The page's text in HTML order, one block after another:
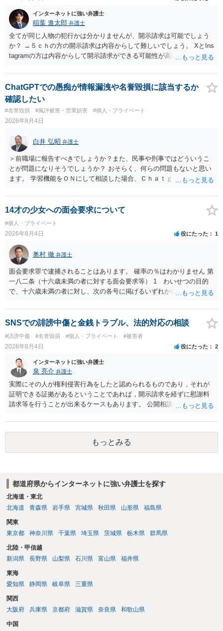
インターネットに強い弁護士
稲葉 進太郎 弁護士
全てが同じ人物の犯行かは分かりませんが、開示請求は可能でしょう
か？ →５ｃｈの方の開示請求は内容からして難しいでしょう。 XとIns
tagramの方は内容からして開示請求ができる可能性が高いでしょう。
いでしょう。７月中にアカウントが削除されている場合、今から進め
ても失敗する可能性が高いように思われます。 相手を特定できた場
合、相手に全ての弁護士費用を負担させることは可能でしょうか？ →
訴訟外の交渉で相手方が認めれば負担させることができるでしょう。
訴訟で判決となった場合は、実際の弁護士費用が認められる場合と認
められない場合があり何ともいえないところでしょう。
ChatGPTでの愚痴が情報漏洩や名誉毀損に該当するか
確認したい
#名誉毀損 #風評被害・営業妨害 #個人・プライベート
2026年8月4日
白井 弘昭 弁護士
＞前職場に報告すべきでしょうか？また、民事や刑事ではどういうこ
とが問題になりそうでしょうか？ おそらく、何らの問題もないと思い
ます。 学習機能をＯＮにして相談した場合、Ｃｈａｔｇｐｔがｏｐｅ
する可能性がありますが、個人名や会社名を特定していない限り、一
般論として抽象化されて回答に織り込まれる可能性が生じるにすぎま
せんので、その情報自体が、秘密情報に当たるとは思えませんし、名
誉棄損として、個人や会社に対する誹謗中傷の不特定多数への公開に
当たるとも思われません。 もちろん、誰がその内容をｃｈａｔｇｐｔ
に入力したかも第三者にしられることはないので、個人や会社の特定
をせずに書き込んだことで（おそらく特定して書き込んだとして
も）、相談者さんが刑事民事の責任に問われることはないでしょう。
私見ながらご参考まで。
14才の少女への面会要求について
#個人・プライベート
2026年8月4日 役にたった 1
奥村 徹 弁護士
面会要求罪で逮捕されることはあります。 確率の％はわかりません 第
一八二条（十六歳未満の者に対する面会要求等） 1 わいせつの目的
で、十六歳未満の者に対し、次の各号に掲げるいずれかの行為をした
が生まれた日より五年以上前の日に生まれた者に限る。）は、一年以
下の拘禁刑又は五十万円以下の罰金に処する。 一 威迫し、偽計を用
い又は誘惑して面会を要求すること。 二 拒まれたにもかかわらず、
反復して面会を要求すること。 三 金銭その他の利益を供与し、又は
その申込み若しくは約束をして面会を要求すること。 2前項の罪を犯
し、よってわいせつの目的で当該十六歳未満の者と面会をした者は、
二年以下の拘禁刑又は百万円以下の罰金に処する。
SNSでの誹謗中傷と金銭トラブル、法的対応の相談
#誹謗中傷 #名誉毀損 #個人・プライベート #被害者
2026年8月4日 役にたった 2
インターネットに強い弁護士
泉 亮介 弁護士
実際にその人が権利侵害行為をしたと認められるものであり，それが
証明できる証拠があるということであれば，開示請求を経ずに慰謝料
請求等を行うことが出来るケースもあります。 公開相談の場では回答
に個別に相談されると良いでしょう。
もっとみる
都道府県からインターネットに強い弁護士を探す
北海道・東北
北海道
青森県 岩手県 宮城県 秋田県 山形県 福島県
関東
東京都
神奈川県 千葉県 埼玉県 茨城県 栃木県 群馬県
北陸・甲信越
新潟県
長野県 山梨県 石川県 富山県 福井県
東海
愛知県
静岡県 岐阜県 三重県
関西
大阪府
兵庫県 京都府 滋賀県 奈良県 和歌山県
中国